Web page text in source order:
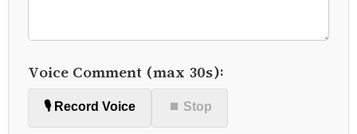
Voice Comment (max 30s):
🎙️ Record Voice ⏹ Stop